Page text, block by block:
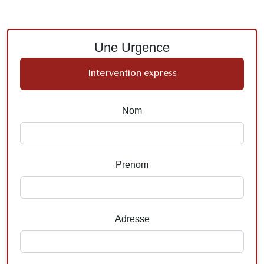
Une Urgence
Intervention express
Nom
Prenom
Adresse